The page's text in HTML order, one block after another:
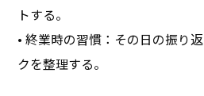
トする。
• 終業時の習慣：その日の振り
クを整理する。